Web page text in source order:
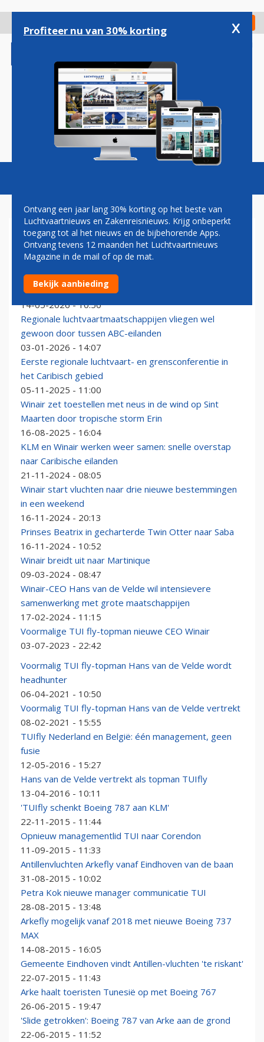
gaan
Check in
Magazine Podcasts Vacatures
HANS VAN DE VELDE
Winair verstevigt Caribisch netwerk door belangrijke
deal met Contour Airlines
14-05-2026 - 10:50
Regionale luchtvaartmaatschappijen vliegen wel
gewoon door tussen ABC-eilanden
03-01-2026 - 14:07
Eerste regionale luchtvaart- en grensconferentie in
het Caribisch gebied
05-11-2025 - 11:00
Winair zet toestellen met neus in de wind op Sint
Maarten door tropische storm Erin
16-08-2025 - 16:04
KLM en Winair werken weer samen: snelle overstap
naar Caribische eilanden
21-11-2024 - 08:05
Winair start vluchten naar drie nieuwe bestemmingen
in een weekend
16-11-2024 - 20:13
Prinses Beatrix in gecharterde Twin Otter naar Saba
16-11-2024 - 10:52
Winair breidt uit naar Martinique
09-03-2024 - 08:47
Winair-CEO Hans van de Velde wil intensievere
samenwerking met grote maatschappijen
17-02-2024 - 11:15
Voormalige TUI fly-topman nieuwe CEO Winair
03-07-2023 - 22:42
Voormalig TUI fly-topman Hans van de Velde wordt
headhunter
06-04-2021 - 10:50
Voormalig TUI fly-topman Hans van de Velde vertrekt
08-02-2021 - 15:55
TUIfly Nederland en België: één management, geen
fusie
12-05-2016 - 15:27
Hans van de Velde vertrekt als topman TUIfly
13-04-2016 - 10:11
'TUIfly schenkt Boeing 787 aan KLM'
22-11-2015 - 11:44
Opnieuw managementlid TUI naar Corendon
11-09-2015 - 11:33
Antillenvluchten Arkefly vanaf Eindhoven van de baan
31-08-2015 - 10:02
Petra Kok nieuwe manager communicatie TUI
28-08-2015 - 13:48
Arkefly mogelijk vanaf 2018 met nieuwe Boeing 737
MAX
14-08-2015 - 16:05
Gemeente Eindhoven vindt Antillen-vluchten 'te riskant'
22-07-2015 - 11:43
Arke haalt toeristen Tunesië op met Boeing 767
26-06-2015 - 19:47
'Slide getrokken': Boeing 787 van Arke aan de grond
22-06-2015 - 11:52
Profiteer nu van 30% korting x
Ontvang een jaar lang 30% korting op het beste van
Luchtvaartnieuws en Zakenreisnieuws. Krijg onbeperkt
toegang tot al het nieuws en de bijbehorende Apps.
Ontvang tevens 12 maanden het Luchtvaartnieuws
Magazine in de mail of op de mat.
Bekijk aanbieding